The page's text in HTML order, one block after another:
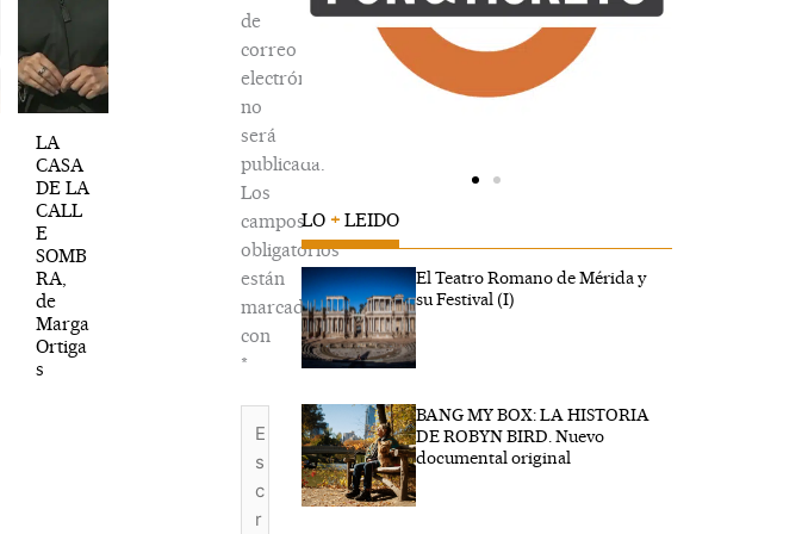
LA
CASA
DE LA
CALL
E
SOMB
RA,
de
Marga
Ortiga
s
de
correo
electrónico
no
será
publicada.
Los
campos
obligatorios
están
marcados
con
*
aquí...
LO +LEIDO
El Teatro Romano de Mérida y
su Festival (I)
BANG MY BOX: LA HISTORIA
DE ROBYN BIRD. Nuevo
documental original